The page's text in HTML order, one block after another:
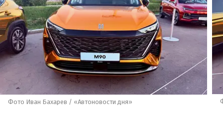
Фото Иван Бахарев / «Автоновости дня»